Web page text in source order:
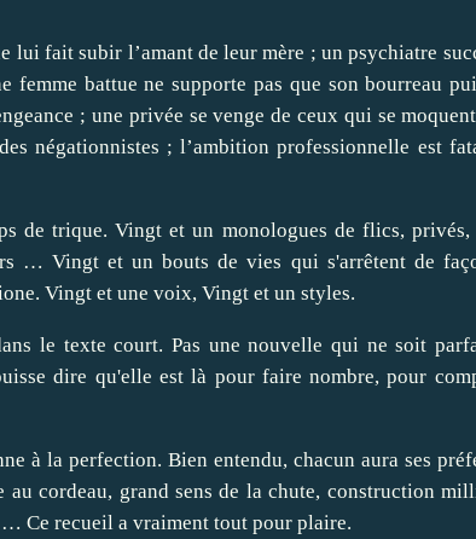
lui fait subir l’amant de leur mère ; un psychiatre
femme battue ne supporte pas que son bourreau
; une privée se venge de ceux qui se
négationnistes ; l’ambition professionnelle est
de trique. Vingt et un monologues de flics, privés,
… Vingt et un bouts de vies qui s'arrêtent de
Vingt et une voix, Vingt et un styles.
le texte court. Pas une nouvelle qui ne soit
dire qu'elle est là pour faire nombre, pour
à la perfection. Bien entendu, chacun aura ses
cordeau, grand sens de la chute, construction
Ce recueil a vraiment tout pour plaire.